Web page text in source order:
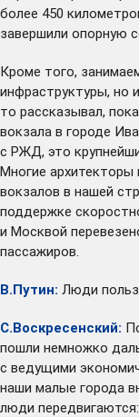
более 450
завершили опорную
Кроме того,
инфраструктуры, но
то рассказывал,
вокзала в городе
с РЖД, это
Многие архитекторы
вокзалов в нашей
поддержке
и Москвой
пассажиров.
В.Путин: Люди
С.Воскресенский:
пошли немножко
с ведущими
наши малые города
люди